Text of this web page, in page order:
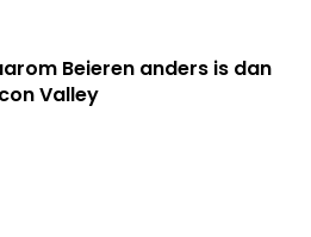
Beieren anders is dan
Valley